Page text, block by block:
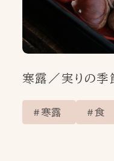
寒露／実りの季
寒露 食